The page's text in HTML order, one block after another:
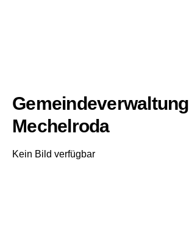
Gemeindeverwaltung
Mechelroda
Kein Bild verfügbar